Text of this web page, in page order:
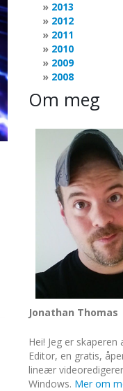
2013
2012
2011
2010
2009
2008
Om meg
Jonathan Thomas
Hei! Jeg er skaperen
Editor, en gratis,
lineær
Windows. Mer om